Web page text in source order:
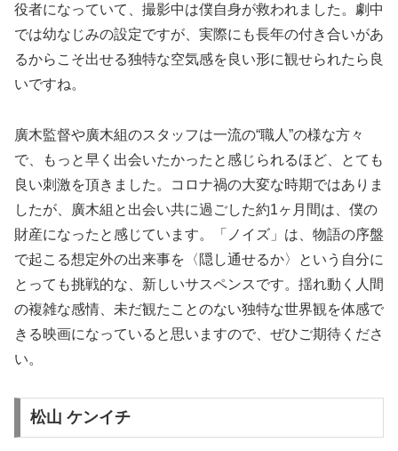
役者になっていて、撮影中は僕自身が救われました。劇中
では幼なじみの設定ですが、実際にも長年の付き合いがあ
るからこそ出せる独特な空気感を良い形に観せられたら良
いですね。
廣木監督や廣木組のスタッフは一流の“職人”の様な方々
で、もっと早く出会いたかったと感じられるほど、とても
良い刺激を頂きました。コロナ禍の大変な時期ではありま
したが、廣木組と出会い共に過ごした約1ヶ月間は、僕の
財産になったと感じています。「ノイズ」は、物語の序盤
で起こる想定外の出来事を〈隠し通せるか〉という自分に
とっても挑戦的な、新しいサスペンスです。揺れ動く人間
の複雑な感情、未だ観たことのない独特な世界観を体感で
きる映画になっていると思いますので、ぜひご期待くださ
い。
松山 ケンイチ